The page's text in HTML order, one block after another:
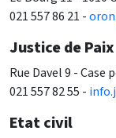
021 557 86 21 -
Justice de Paix
Rue Davel 9 - Case
021 557 82 55 -
Etat civil